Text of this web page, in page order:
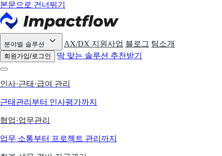
본문으로 건너뛰기
분야별 솔루션 AX/DX 지원사업 블로그 팀소개
회원가입/로그인 딱 맞는 솔루션 추천받기
인사·근태·급여 관리
근태관리부터 인사평가까지
협업·업무관리
업무 소통부터 프로젝트 관리까지